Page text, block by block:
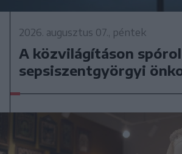
2026. augusztus 07., péntek
A közvilágításon
sepsiszentgyörgyi